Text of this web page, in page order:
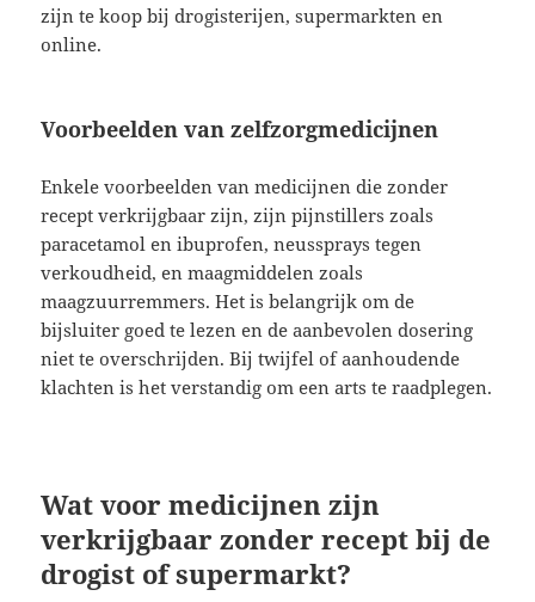
zijn te koop bij drogisterijen, supermarkten en
online.
Voorbeelden van zelfzorgmedicijnen
Enkele voorbeelden van medicijnen die zonder
recept verkrijgbaar zijn, zijn pijnstillers zoals
paracetamol en ibuprofen, neussprays tegen
verkoudheid, en maagmiddelen zoals
maagzuurremmers. Het is belangrijk om de
bijsluiter goed te lezen en de aanbevolen dosering
niet te overschrijden. Bij twijfel of aanhoudende
klachten is het verstandig om een arts te raadplegen.
Wat voor medicijnen zijn
verkrijgbaar zonder recept bij de
drogist of supermarkt?